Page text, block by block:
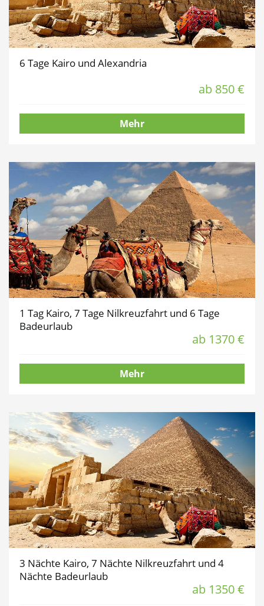
6 Tage Kairo und Alexandria
ab 850 €
Mehr
1 Tag Kairo, 7 Tage Nilkreuzfahrt und 6 Tage
Badeurlaub
ab 1370 €
Mehr
3 Nächte Kairo, 7 Nächte Nilkreuzfahrt und 4
Nächte Badeurlaub
ab 1350 €